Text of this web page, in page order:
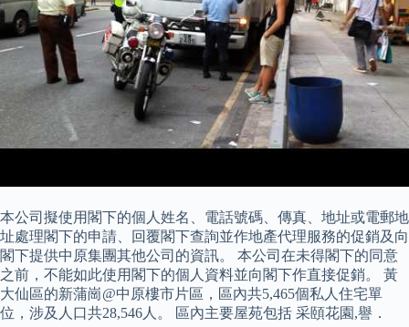
本公司擬使用閣下的個人姓名、電話號碼、傳真、地址或電郵地
址處理閣下的申請、回覆閣下查詢並作地產代理服務的促銷及向
閣下提供中原集團其他公司的資訊。 本公司在未得閣下的同意
之前，不能如此使用閣下的個人資料並向閣下作直接促銷。 黃
大仙區的新蒲崗@中原樓市片區，區內共5,465個私人住宅單
位，涉及人口共28,546人。 區內主要屋苑包括 采頤花園,譽．